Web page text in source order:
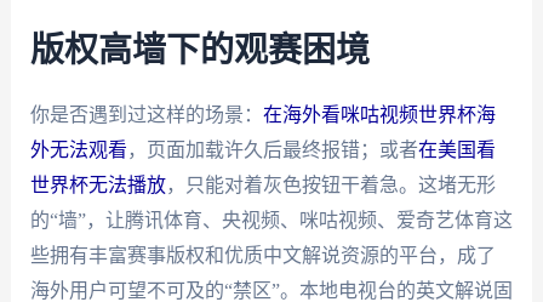
版权高墙下的观赛困境
你是否遇到过这样的场景： 在海外看咪咕视频世界杯海
外无法观看 ，页面加载许久后最终报错；或者在美国看
世界杯无法播放，只能对着灰色按钮干着急。这堵无形
的“墙”，让腾讯体育、央视频、咪咕视频、爱奇艺体育这
些拥有丰富赛事版权和优质中文解说资源的平台，成了
海外用户可望不可及的“禁区”。本地电视台的英文解说固